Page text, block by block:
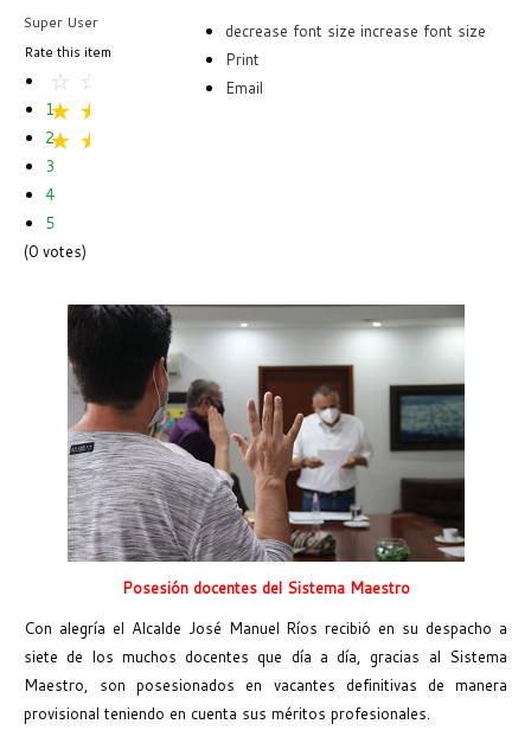
Super User decrease font size increase font size
Print
Email
Rate this item
1
2
3
4
5
(0 votes)
Posesión docentes del Sistema Maestro
Con alegría el Alcalde José Manuel Ríos recibió en su despacho a
siete de los muchos docentes que día a día, gracias al Sistema
Maestro, son posesionados en vacantes definitivas de manera
provisional teniendo en cuenta sus méritos profesionales.